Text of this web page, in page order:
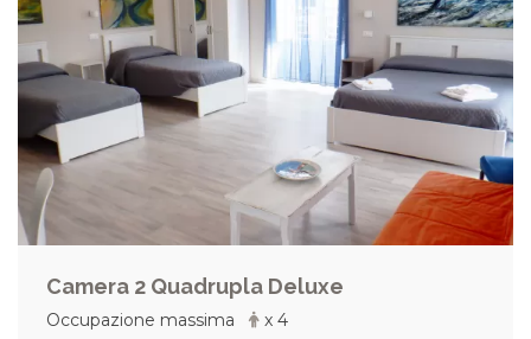
Camera 2 Quadrupla Deluxe
Occupazione massima x 4